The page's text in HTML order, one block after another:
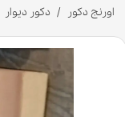
اورنج دکور دکور دیوار